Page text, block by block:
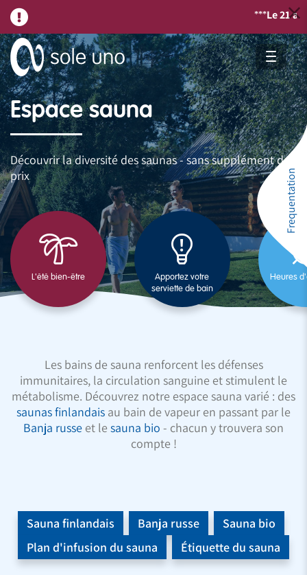
Le 21 août,
Espace sauna
Découvrir la diversité des saunas - sans supplément de
prix
L'été bien-être
Apportez votre
serviette de bain
Heures
Les bains de sauna renforcent les défenses
immunitaires, la circulation sanguine et stimulent le
métabolisme. Découvrez notre espace sauna varié : des
saunas finlandais au bain de vapeur en passant par le
Banja russe et le sauna bio - chacun y trouvera son
compte !
Sauna finlandais Banja russe
Sauna bio
Plan d'infusion du sauna
Étiquette du sauna
Frequentation